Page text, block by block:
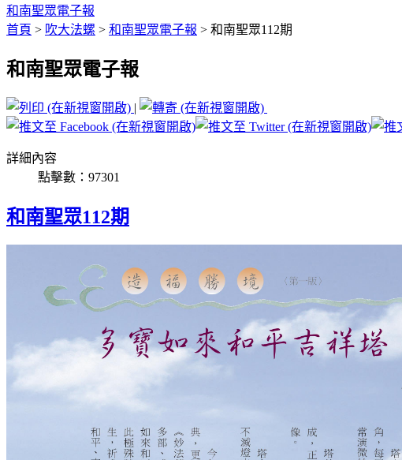
和南聖眾電子報
首頁 > 吹大法螺 > 和南聖眾電子報 > 和南聖眾112期
和南聖眾電子報
|
詳細內容
點擊數：97301
和南聖眾112期